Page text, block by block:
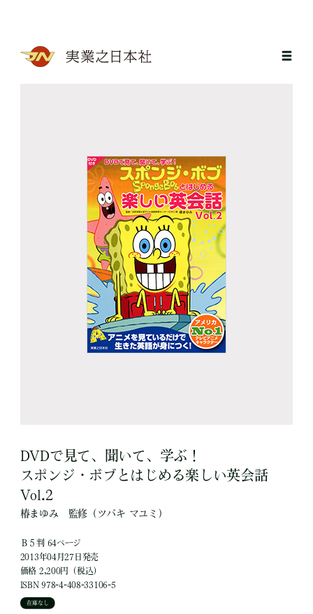
DVDで見て、聞いて、学ぶ！
スポンジ・ボブとはじめる楽しい英会話
Vol.2
椿まゆみ 監修 （ツバキ マユミ）
Ｂ５判 64ページ
2013年04月27日発売
価格 2,200円（税込）
ISBN 978-4-408-33106-5
在庫なし